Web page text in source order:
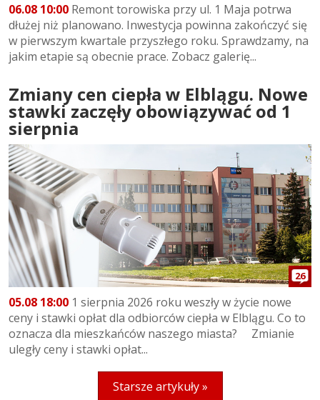
06.08 10:00 Remont torowiska przy ul. 1 Maja potrwa
dłużej niż planowano. Inwestycja powinna zakończyć się
w pierwszym kwartale przyszłego roku. Sprawdzamy, na
jakim etapie są obecnie prace. Zobacz galerię...
Zmiany cen ciepła w Elblągu. Nowe
stawki zaczęły obowiązywać od 1
sierpnia
26
05.08 18:00 1 sierpnia 2026 roku weszły w życie nowe
ceny i stawki opłat dla odbiorców ciepła w Elblągu. Co to
oznacza dla mieszkańców naszego miasta? Zmianie
uległy ceny i stawki opłat...
Starsze artykuły »